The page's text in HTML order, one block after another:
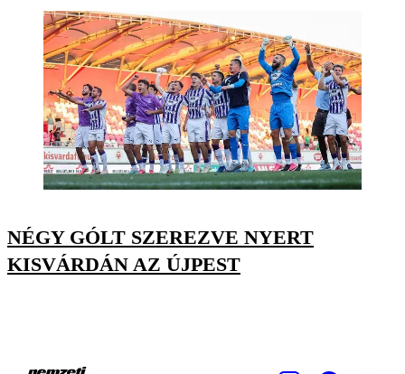
NÉGY GÓLT SZEREZVE NYERT
KISVÁRDÁN AZ ÚJPEST